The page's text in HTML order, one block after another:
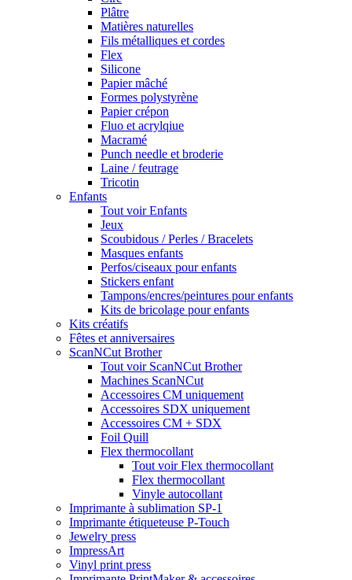
Plâtre
Matières naturelles
Fils métalliques et cordes
Flex
Silicone
Papier mâché
Formes polystyrène
Papier crépon
Fluo et acrylqiue
Macramé
Punch needle et broderie
Laine / feutrage
Tricotin
Enfants
Tout voir Enfants
Jeux
Scoubidous / Perles / Bracelets
Masques enfants
Perfos/ciseaux pour enfants
Stickers enfant
Tampons/encres/peintures pour enfants
Kits de bricolage pour enfants
Kits créatifs
Fêtes et anniversaires
ScanNCut Brother
Tout voir ScanNCut Brother
Machines ScanNCut
Accessoires CM uniquement
Accessoires SDX uniquement
Accessoires CM + SDX
Foil Quill
Flex thermocollant
Tout voir Flex thermocollant
Flex thermocollant
Vinyle autocollant
Imprimante à sublimation SP-1
Imprimante étiqueteuse P-Touch
Jewelry press
ImpressArt
Vinyl print press